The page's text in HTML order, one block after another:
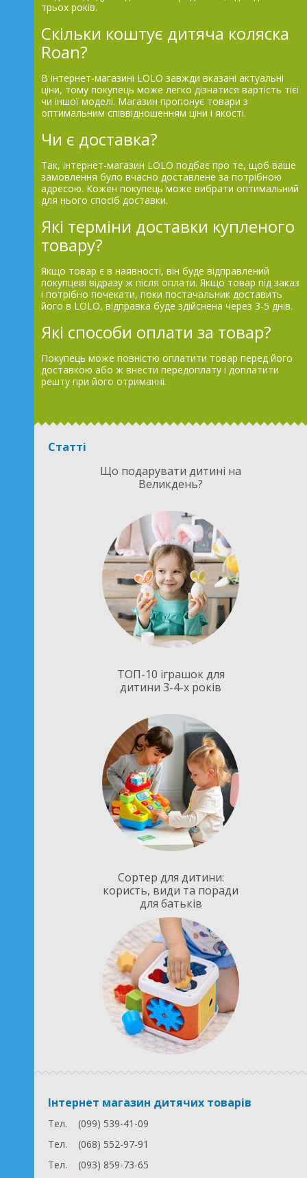
трьох років.
Скільки коштує дитяча коляска
Roan?
В інтернет-магазині LOLO завжди вказані актуальні
ціни, тому покупець може легко дізнатися вартість тієї
чи іншої моделі. Магазин пропонує товари з
оптимальним співвідношенням ціни і якості.
Чи є доставка?
Так, інтернет-магазин LOLO подбає про те, щоб ваше
замовлення було вчасно доставлене за потрібною
адресою. Кожен покупець може вибрати оптимальний
для нього спосіб доставки.
Які терміни доставки купленого
товару?
Якщо товар є в наявності, він буде відправлений
покупцеві відразу ж після оплати. Якщо товар під заказ
і потрібно почекати, поки постачальник доставить
його в LOLO, відправка буде здійснена через 3-5 днів.
Які способи оплати за товар?
Покупець може повністю оплатити товар перед його
доставкою або ж внести передоплату і доплатити
решту при його отриманні.
Статті
Що подарувати дитині на
Великдень?
ТОП-10 іграшок для
дитини 3-4-х років
Сортер для дитини:
користь, види та поради
для батьків
Інтернет магазин дитячих товарів
Тел.
(099) 539-41-09
Тел.
(068) 552-97-91
Тел.
(093) 859-73-65